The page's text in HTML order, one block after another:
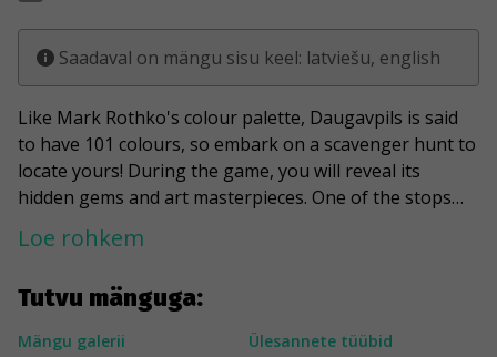
Tutvu mänguga:
Mängu galerii
Ülesannete tüübid
Saadaval on mängu sisu keel: latviešu, english
Like Mark Rothko's colour palette, Daugavpils is said
to have 101 colours, so embark on a scavenger hunt to
locate yours! During the game, you will reveal its
hidden gems and art masterpieces. One of the stops
will take you to the lively 'student area,' where you may
be distracted by Pavel Dubrovin and his four-legged
Shmakovka Museum's display. Don't let your guard
down and test your knowledge of the city and its old
Loe rohkem